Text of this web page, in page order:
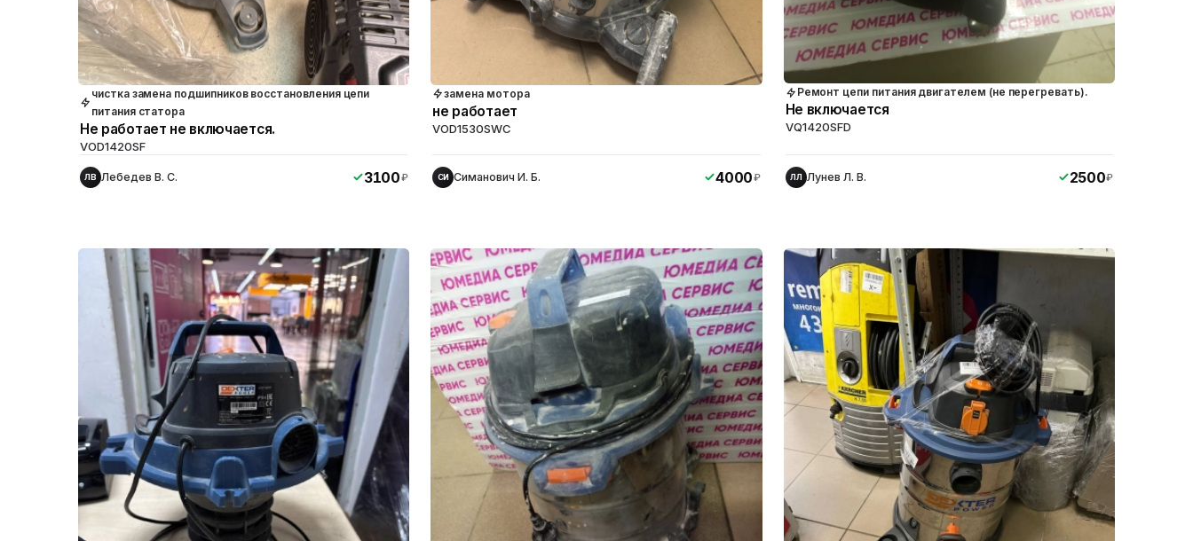
чистка замена подшипников восстановления цепи
питания статора
Не работает не включается.
VOD1420SF
ЛВ Лебедев В. С. 3100₽
замена мотора
не работает
VOD1530SWC
СИ Симанович И. Б. 4000₽
Ремонт цепи питания двигателем (не перегревать).
Не включается
VQ1420SFD
ЛЛ Лунев Л. В. 2500₽